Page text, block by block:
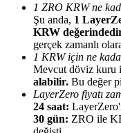
Yönlendirme
Arkadaşını davet
1 ZRO KRW ne
Şu anda, 1
KRW
gerçek zamanlı
1 KRW için ne
Mevcut döviz kuru
alabilir. Bu değer
LayerZero fiyatı
24 saat:
30 gün: ZRO ile